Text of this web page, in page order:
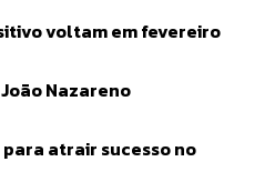
voltam em fevereiro
Nazareno
atrair sucesso no